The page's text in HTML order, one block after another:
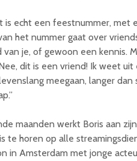
is echt een feestnummer, met
het nummer gaat over
van je, of gewoon een kennis.
dit is een vriend! Ik weet
meegaan, langer
maanden werkt Boris aan
te horen op alle
in Amsterdam met jonge